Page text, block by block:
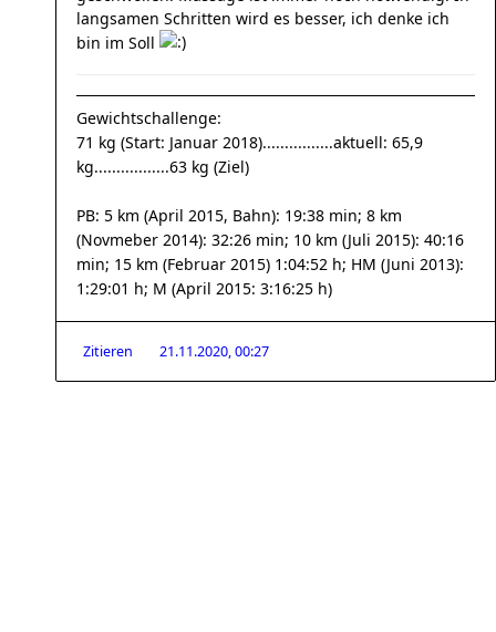
langsamen Schritten wird es besser, ich denke ich
bin im Soll
Gewichtschallenge:
71 kg (Start: Januar 2018)................aktuell: 65,9
kg.................63 kg (Ziel)
PB: 5 km (April 2015, Bahn): 19:38 min; 8 km
(Novmeber 2014): 32:26 min; 10 km (Juli 2015): 40:16
min; 15 km (Februar 2015) 1:04:52 h; HM (Juni 2013):
1:29:01 h; M (April 2015: 3:16:25 h)
Zitieren 21.11.2020, 00:27